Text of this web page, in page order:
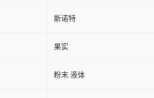
斯诺特
果实
粉末 液体